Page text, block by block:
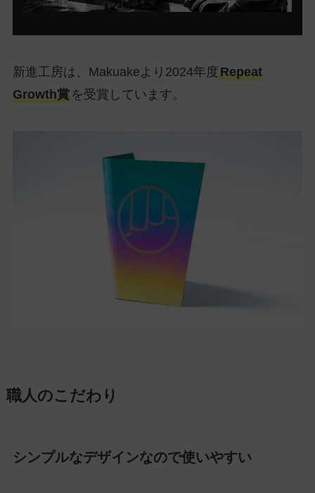
新進工房は、Makuakeより2024年度Repeat
Growth賞を受賞しています。
職人のこだわり
シンプルなデザインなので使いやすい